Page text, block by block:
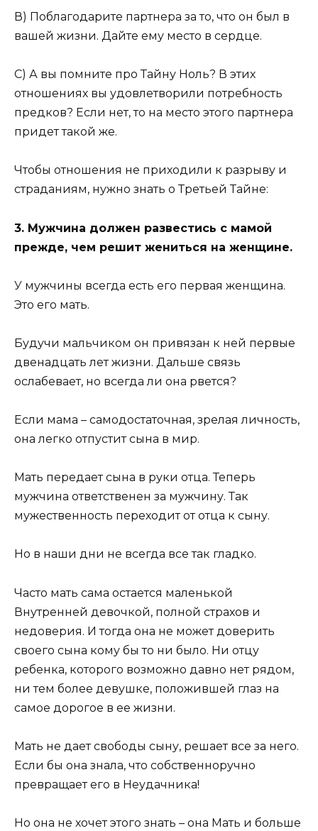
В) Поблагодарите партнера за то, что он был в
вашей жизни. Дайте ему место в сердце.
С) А вы помните про Тайну Ноль? В этих
отношениях вы удовлетворили потребность
предков? Если нет, то на место этого партнера
придет такой же.
Чтобы отношения не приходили к разрыву и
страданиям, нужно знать о Третьей Тайне:
3. Мужчина должен развестись с мамой
прежде, чем решит жениться на женщине.
У мужчины всегда есть его первая женщина.
Это его мать.
Будучи мальчиком он привязан к ней первые
двенадцать лет жизни. Дальше связь
ослабевает, но всегда ли она рвется?
Если мама – самодостаточная, зрелая личность,
она легко отпустит сына в мир.
Мать передает сына в руки отца. Теперь
мужчина ответственен за мужчину. Так
мужественность переходит от отца к сыну.
Но в наши дни не всегда все так гладко.
Часто мать сама остается маленькой
Внутренней девочкой, полной страхов и
недоверия. И тогда она не может доверить
своего сына кому бы то ни было. Ни отцу
ребенка, которого возможно давно нет рядом,
ни тем более девушке, положившей глаз на
самое дорогое в ее жизни.
Мать не дает свободы сыну, решает все за него.
Если бы она знала, что собственноручно
превращает его в Неудачника!
Но она не хочет этого знать – она Мать и больше